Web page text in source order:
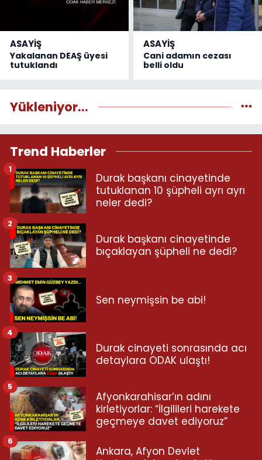
ASAYİŞ
Yakalanan DEAŞ üyesi
tutuklandı
ASAYİŞ
Cani adamın cezası
belli oldu
Yükleniyor...
Trend Haberler
Durak başkanı cinayetinde
tutuklanan 10 şüpheli ayrı ayrı
neler dedi?
1
Durak başkanı cinayetinde
bıçaklayan şüpheli ne dedi?
2
Sen neymişsin be abi!
3
Durak cinayeti sonrasında acı
detaylara ODAK ulaştı!
4
Afyonkarahisar’ın adını
kirletiyorlar: “İlgilileri harekete
geçmeye davet ediyoruz”
5
Ankara, Afyon Devlet
6